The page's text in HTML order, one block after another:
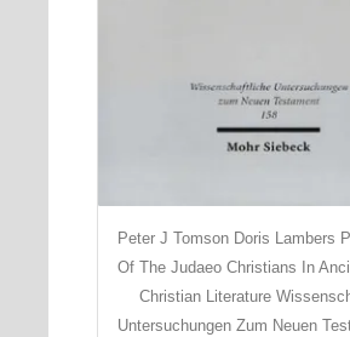
Peter J Tomson Doris Lambers
Of The Judaeo Christians In
Christian Literature
Untersuchungen Zum Neuen